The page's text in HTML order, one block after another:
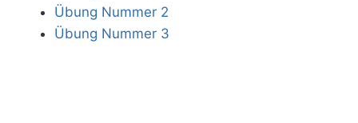
Übung Nummer 2
Übung Nummer 3